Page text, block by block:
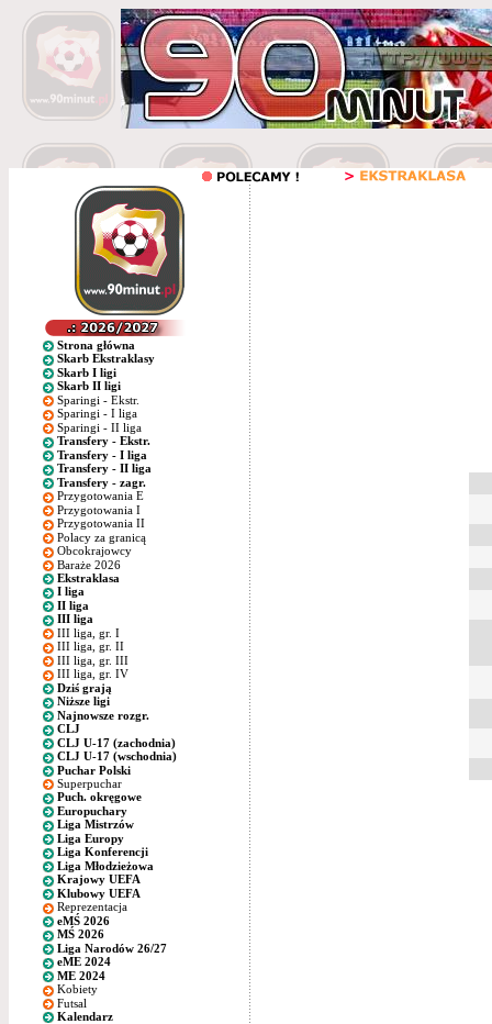
Strona główna
Skarb Ekstraklasy
Skarb I ligi
Skarb II ligi
Sparingi - Ekstr.
Sparingi - I liga
Sparingi - II liga
Transfery - Ekstr.
Transfery - I liga
Transfery - II liga
Transfery - zagr.
Przygotowania E
Przygotowania I
Przygotowania II
Polacy za granicą
Obcokrajowcy
Baraże 2026
Ekstraklasa
I liga
II liga
III liga
III liga, gr. I
III liga, gr. II
III liga, gr. III
III liga, gr. IV
Dziś grają
Niższe ligi
Najnowsze rozgr.
CLJ
CLJ U-17 (zachodnia)
CLJ U-17 (wschodnia)
Puchar Polski
Superpuchar
Puch. okręgowe
Europuchary
Liga Mistrzów
Liga Europy
Liga Konferencji
Liga Młodzieżowa
Krajowy UEFA
Klubowy UEFA
Reprezentacja
eMŚ 2026
MŚ 2026
Liga Narodów 26/27
eME 2024
ME 2024
Kobiety
Futsal
Kalendarz